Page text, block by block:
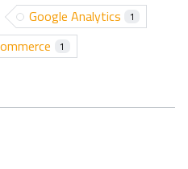
Google Analytics 1
1